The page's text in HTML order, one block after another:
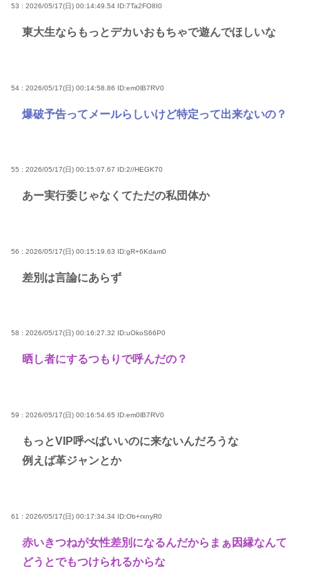
53 : 2026/05/17(日) 00:14:49.54 ID:7Ta2FO8I0
東大生ならもっとデカいおもちゃで遊んでほしいな
54 : 2026/05/17(日) 00:14:58.86 ID:em0lB7RV0
爆破予告ってメールらしいけど特定って出来ないの？
55 : 2026/05/17(日) 00:15:07.67 ID:2//HEGK70
あー実行委じゃなくてただの私団体か
56 : 2026/05/17(日) 00:15:19.63 ID:gR+6Kdam0
差別は言論にあらず
58 : 2026/05/17(日) 00:16:27.32 ID:uOkoS66P0
晒し者にするつもりで呼んだの？
59 : 2026/05/17(日) 00:16:54.65 ID:em0lB7RV0
もっとVIP呼べばいいのに来ないんだろうな
例えば革ジャンとか
61 : 2026/05/17(日) 00:17:34.34 ID:Ob+rxnyR0
赤いきつねが女性差別になるんだからまぁ因縁なんて
どうとでもつけられるからな